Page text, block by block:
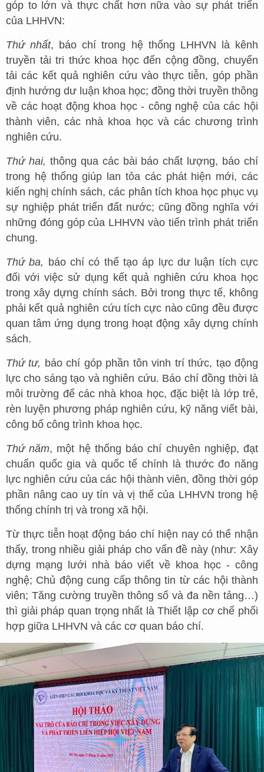
góp to lớn và thực chất hơn nữa vào sự phát triển
của LHHVN:
Thứ nhất, báo chí trong hệ thống LHHVN là kênh
truyền tải tri thức khoa học đến cộng đồng, chuyển
tải các kết quả nghiên cứu vào thực tiễn, góp phần
định hướng dư luận khoa học; đồng thời truyền thông
về các hoạt động khoa học - công nghệ của các hội
thành viên, các nhà khoa học và các chương trình
nghiên cứu.
Thứ hai, thông qua các bài báo chất lượng, báo chí
trong hệ thống giúp lan tỏa các phát hiện mới, các
kiến nghị chính sách, các phân tích khoa học phục vụ
sự nghiệp phát triển đất nước; cũng đồng nghĩa với
những đóng góp của LHHVN vào tiến trình phát triển
chung.
Thứ ba, báo chí có thể tạo áp lực dư luận tích cực
đối với việc sử dụng kết quả nghiên cứu khoa học
trong xây dựng chính sách. Bởi trong thực tế, không
phải kết quả nghiên cứu tích cực nào cũng đều được
quan tâm ứng dụng trong hoạt động xây dựng chính
sách.
Thứ tư, báo chí góp phần tôn vinh trí thức, tạo động
lực cho sáng tạo và nghiên cứu. Báo chí đồng thời là
môi trường để các nhà khoa học, đặc biệt là lớp trẻ,
rèn luyện phương pháp nghiên cứu, kỹ năng viết bài,
công bố công trình khoa học.
Thứ năm, một hệ thống báo chí chuyên nghiệp, đạt
chuẩn quốc gia và quốc tế chính là thước đo năng
lực nghiên cứu của các hội thành viên, đồng thời góp
phần nâng cao uy tín và vị thế của LHHVN trong hệ
thống chính trị và trong xã hội.
Từ thực tiễn hoạt động báo chí hiện nay có thể nhận
thấy, trong nhiều giải pháp cho vấn đề này (như: Xây
dựng mạng lưới nhà báo viết về khoa học - công
nghệ; Chủ động cung cấp thông tin từ các hội thành
viên; Tăng cường truyền thông số và đa nền tảng…)
thì giải pháp quan trọng nhất là Thiết lập cơ chế phối
hợp giữa LHHVN và các cơ quan báo chí.